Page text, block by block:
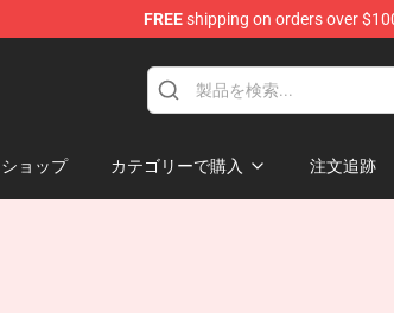
FREEshipping on orders over
ショップ カテゴリーで購入 注文追跡